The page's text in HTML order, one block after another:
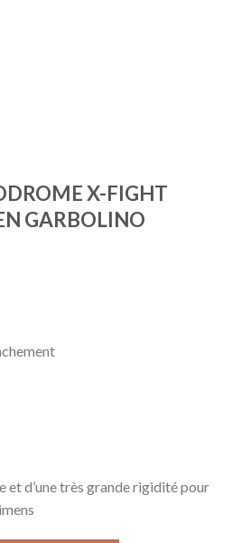
X-FIGHT
GARBOLINO
et d’une très grande rigidité pour